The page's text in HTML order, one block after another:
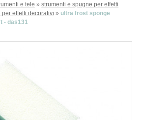
e tele »strumenti e spugne per effetti
per effetti decorativi » ultra frost sponge
- das131